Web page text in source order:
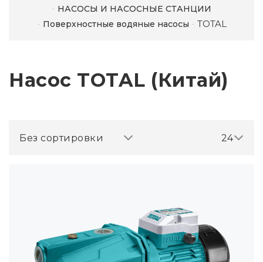
НАСОСЫ И НАСОСНЫЕ СТАНЦИИ
Поверхностные водяные насосы
TOTAL
Насос TOTAL (Китай)
24
Без сортировки